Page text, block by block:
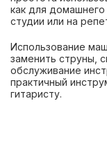
как для
студии или на
Использование
заменить струны,
обслуживание
практичный
гитаристу.